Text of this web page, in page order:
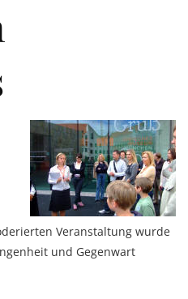
Veranstaltung wurde
und Gegenwart